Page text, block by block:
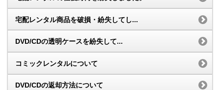
宅配レンタル商品を破損・紛失してし...
DVD/CDの透明ケースを紛失して...
コミックレンタルについて
DVD/CDの返却方法について